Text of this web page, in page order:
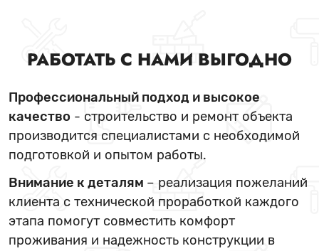
РАБОТАТЬ С НАМИ ВЫГОДНО
Профессиональный подход и высокое
качество - строительство и ремонт объекта
производится специалистами с необходимой
подготовкой и опытом работы.
Внимание к деталям – реализация пожеланий
клиента с технической проработкой каждого
этапа помогут совместить комфорт
проживания и надежность конструкции в